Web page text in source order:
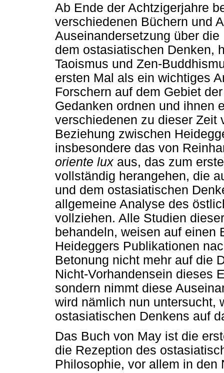
Ab Ende der Achtzigerjahre
verschiedenen Büchern und
Auseinandersetzung über
dem ostasiatischen Denken,
Taoismus und Zen-
ersten Mal als ein wichtiges
Forschern auf dem Gebiet
Gedanken ordnen und ihnen
verschiedenen zu dieser Zeit
Beziehung zwischen
insbesondere das von
oriente lux aus, das zum
vollständig herangehen, die
und dem ostasiatischen
allgemeine Analyse des
vollziehen. Alle Studien
behandeln, weisen auf einen
Heideggers Publikationen
Betonung nicht mehr auf die
Nicht-Vorhandensein dieses
sondern nimmt diese
wird nämlich nun untersucht,
ostasiatischen Denkens auf
Das Buch von May ist die
die Rezeption des
Philosophie, vor allem in